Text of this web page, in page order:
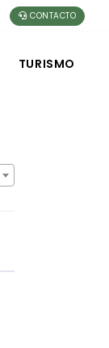
CONTACTO
TURISMO